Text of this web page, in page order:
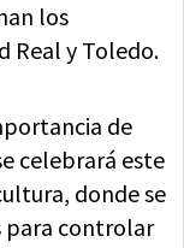
los
Real y Toledo.
de
celebrará este
donde se
para controlar